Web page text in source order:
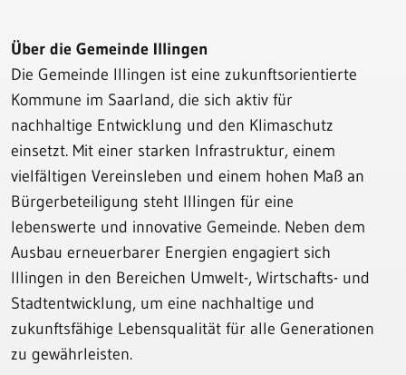
Über die Gemeinde Illingen
Die Gemeinde Illingen ist eine zukunftsorientierte
Kommune im Saarland, die sich aktiv für
nachhaltige Entwicklung und den Klimaschutz
einsetzt. Mit einer starken Infrastruktur, einem
vielfältigen Vereinsleben und einem hohen Maß an
Bürgerbeteiligung steht Illingen für eine
lebenswerte und innovative Gemeinde. Neben dem
Ausbau erneuerbarer Energien engagiert sich
Illingen in den Bereichen Umwelt-, Wirtschafts- und
Stadtentwicklung, um eine nachhaltige und
zukunftsfähige Lebensqualität für alle Generationen
zu gewährleisten.